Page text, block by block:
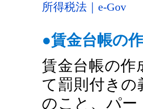
所得税法｜e-Gov
●賃金台帳の
賃金台帳の作
て罰則付き
のこと、パ